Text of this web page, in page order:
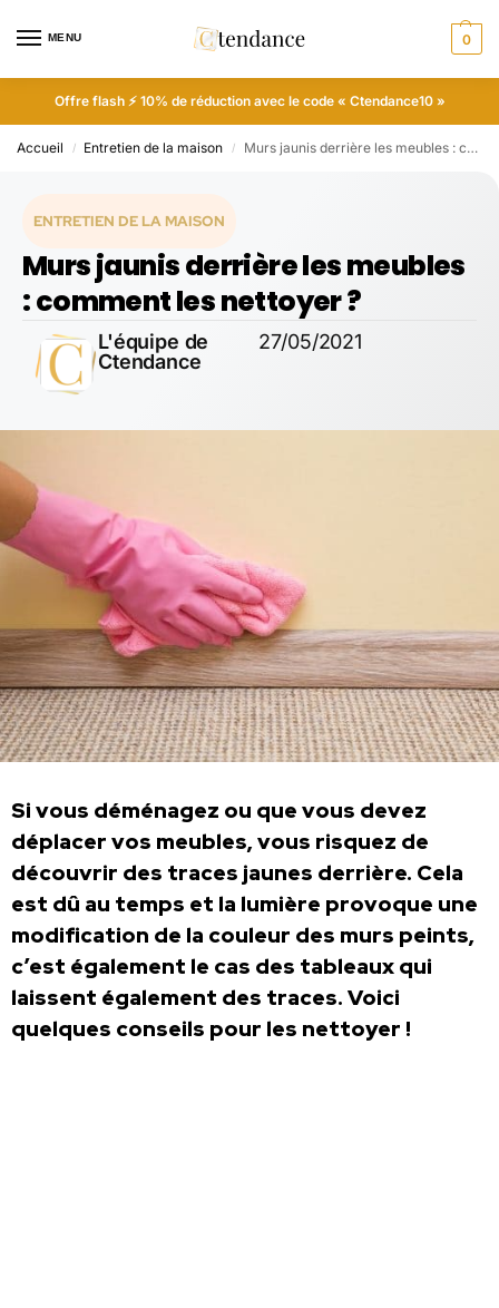
MENU 0
Offre flash ⚡ 10% de réduction avec le code « Ctendance10 »
Accueil / Entretien de la maison / Murs jaunis derrière les meubles : comment les nettoyer ?
ENTRETIEN DE LA MAISON
Murs jaunis derrière les meubles
: comment les nettoyer ?
L'équipe de
Ctendance
27/05/2021
Si vous déménagez ou que vous devez
déplacer vos meubles, vous risquez de
découvrir des traces jaunes derrière. Cela
est dû au temps et la lumière provoque une
modification de la couleur des murs peints,
c’est également le cas des tableaux qui
laissent également des traces. Voici
quelques conseils pour les nettoyer !